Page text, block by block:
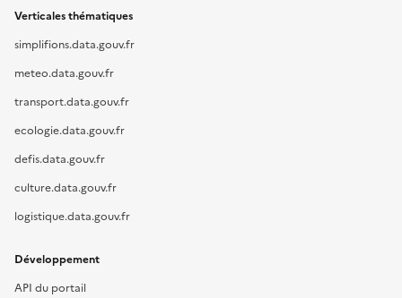
Verticales thématiques
simplifions.data.gouv.fr
meteo.data.gouv.fr
transport.data.gouv.fr
ecologie.data.gouv.fr
defis.data.gouv.fr
culture.data.gouv.fr
logistique.data.gouv.fr
Développement
API du portail